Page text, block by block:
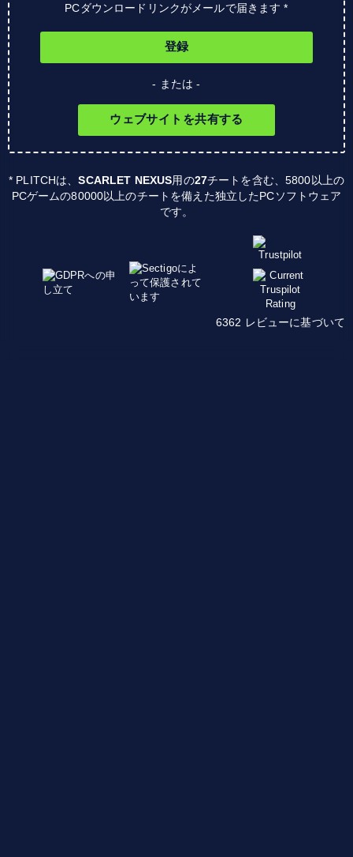
PCダウンロードリンクがメールで届きます *
登録
- または -
ウェブサイトを共有する
* PLITCHは、SCARLET NEXUS用の27チートを含む、5800以上の
PCゲームの80000以上のチートを備えた独立したPCソフトウェア
です。
6362 レビューに基づいて